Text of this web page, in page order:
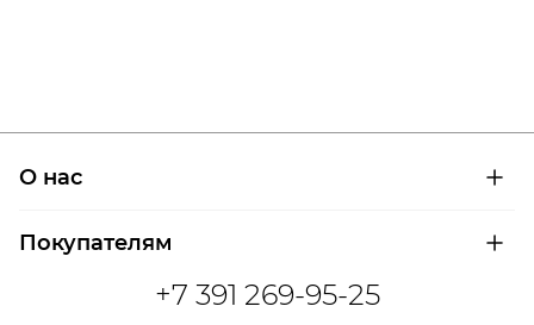
+7 391 269-95-25
О нас
Сертификаты на продукцию
Покупателям
Доставка и оплата
Расшифровка маркировки подшипников